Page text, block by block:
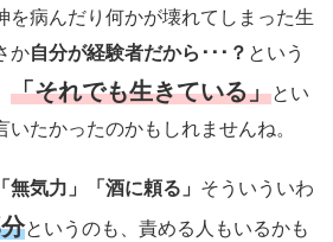
を病んだり何かが壊れてしまった生
か自分が経験者だから･･･？ という
「それでも生きている」とい
いたかったのかもしれませんね。
無気力」「酒に頼る」 そういういわ
というのも、責める人もいるかも